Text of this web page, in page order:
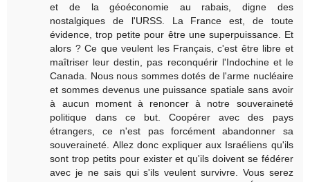
et de la géoéconomie au rabais, digne des
nostalgiques de l'URSS. La France est, de toute
évidence, trop petite pour être une superpuissance. Et
alors ? Ce que veulent les Français, c'est être libre et
maîtriser leur destin, pas reconquérir l'Indochine et le
Canada. Nous nous sommes dotés de l'arme nucléaire
et sommes devenus une puissance spatiale sans avoir
à aucun moment à renoncer à notre souveraineté
politique dans ce but. Coopérer avec des pays
étrangers, ce n'est pas forcément abandonner sa
souveraineté. Allez donc expliquer aux Israéliens qu'ils
sont trop petits pour exister et qu'ils doivent se fédérer
avec je ne sais qui s'ils veulent survivre. Vous serez